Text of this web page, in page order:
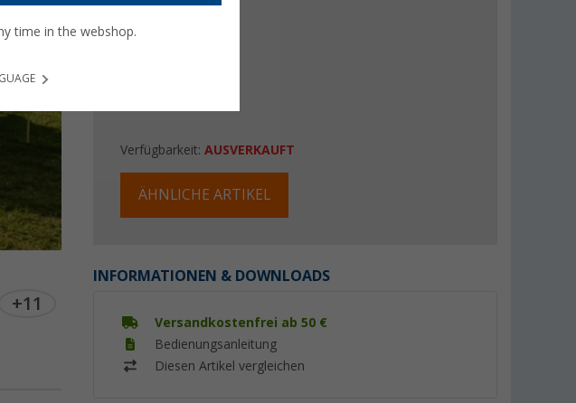
+11
Verfügbarkeit: AUSVERKAUFT
ÄHNLICHE ARTIKEL
INFORMATIONEN & DOWNLOADS
Versandkostenfrei ab 50 €
Bedienungsanleitung
Diesen Artikel vergleichen
time in the webshop.